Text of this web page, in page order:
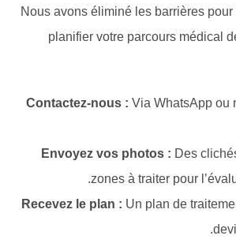
Nous avons éliminé les barrières
planifier votre parcours
Contactez-nous :Via WhatsApp
Envoyez vos photos :Des
zones à traiter pour
Recevez le plan :Un plan de